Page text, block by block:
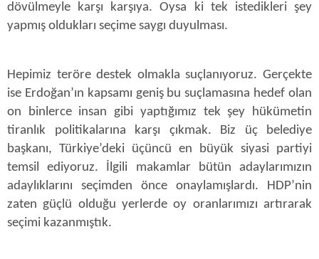
dövülmeyle karşı karşıya. Oysa ki tek istedikleri şey
yapmış oldukları seçime saygı duyulması.
Hepimiz teröre destek olmakla suçlanıyoruz. Gerçekte
ise Erdoğan’ın kapsamı geniş bu suçlamasına hedef olan
on binlerce insan gibi yaptığımız tek şey hükümetin
tiranlık politikalarına karşı çıkmak. Biz üç belediye
başkanı, Türkiye’deki üçüncü en büyük siyasi partiyi
temsil ediyoruz. İlgili makamlar bütün adaylarımızın
adaylıklarını seçimden önce onaylamışlardı. HDP’nin
zaten güçlü olduğu yerlerde oy oranlarımızı artırarak
seçimi kazanmıştık.